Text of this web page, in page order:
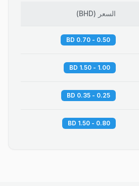
السعر (
BHD
)
0.50 - 0.70 BD
1.00 - 1.50 BD
0.25 - 0.35 BD
0.80 - 1.50 BD